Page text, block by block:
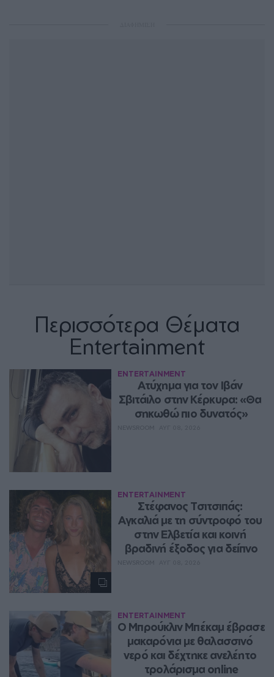
Περισσότερα Θέματα
Entertainment
ENTERTAINMENT
Ατύχημα για τον Ιβάν
Σβιτάιλο στην Κέρκυρα: «Θα
σηκωθώ πιο δυνατός»
ENTERTAINMENT
Στέφανος Τσιτσιπάς:
Αγκαλιά με τη σύντροφό του
στην Ελβετία και κοινή
βραδινή έξοδος για δείπνο
ENTERTAINMENT
Ο Μπρούκλιν Μπέκαμ έβρασε
μακαρόνια με θαλασσινό
νερό και δέχτηκε ανελέητο
τρολάρισμα online